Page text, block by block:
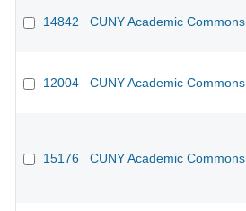
14842 CUNY Academic Commons
12004 CUNY Academic Commons
15176 CUNY Academic Commons